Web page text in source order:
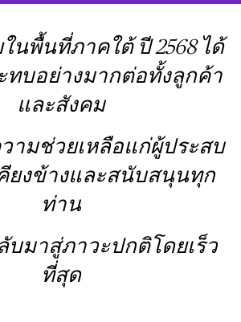
นพื้นที่ภาคใต้ ปี 2568 ได้
ทบอย่างมากต่อทั้งลูกค้า
และสังคม
ามช่วยเหลือแก่ผู้ประสบ
ยงข้างและสนับสนุนทุก
ท่าน
บมาสู่ภาวะปกติโดยเร็ว
ที่สุด